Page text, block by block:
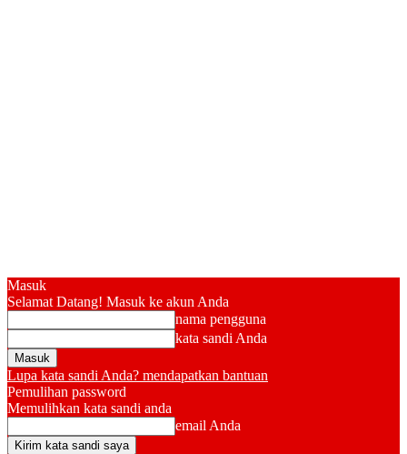
Masuk
Selamat Datang! Masuk ke akun Anda
nama pengguna
kata sandi Anda
Lupa kata sandi Anda? mendapatkan bantuan
Pemulihan password
Memulihkan kata sandi anda
email Anda